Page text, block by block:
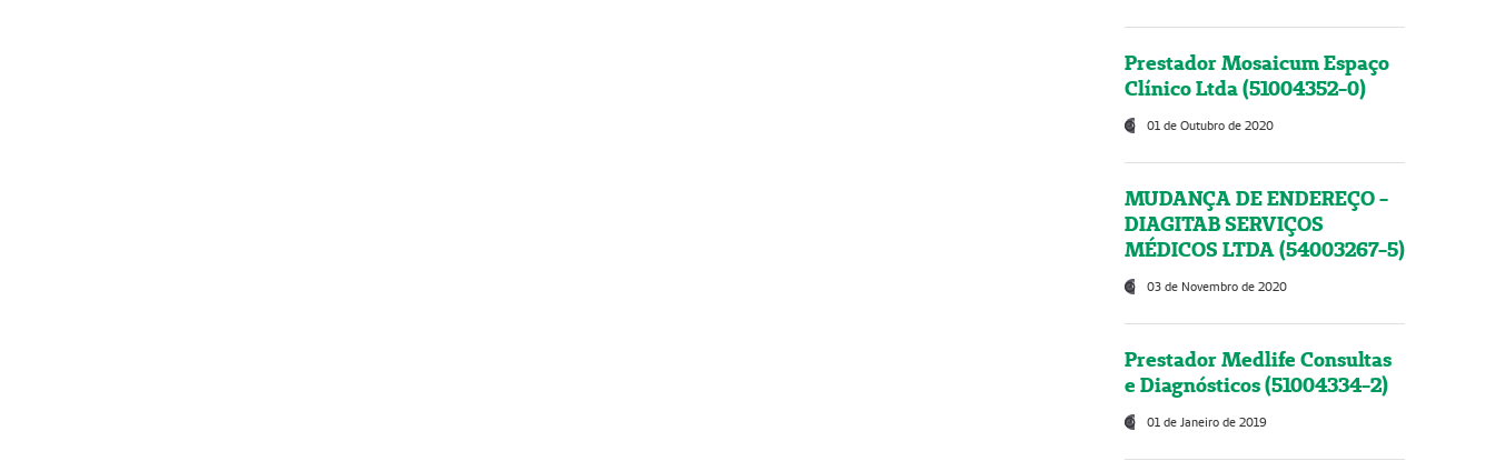
Prestador Mosaicum Espaço
Clínico Ltda (51004352-0)
01 de Outubro de 2020
MUDANÇA DE ENDEREÇO -
DIAGITAB SERVIÇOS
MÉDICOS LTDA (54003267-5)
03 de Novembro de 2020
Prestador Medlife Consultas
e Diagnósticos (51004334-2)
01 de Janeiro de 2019